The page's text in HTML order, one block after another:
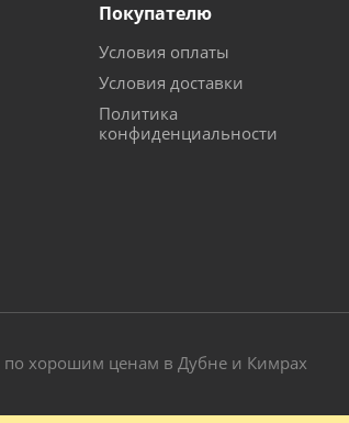
Покупателю
Условия оплаты
Условия доставки
Политика
конфиденциальности
хорошим ценам в Дубне и Кимрах